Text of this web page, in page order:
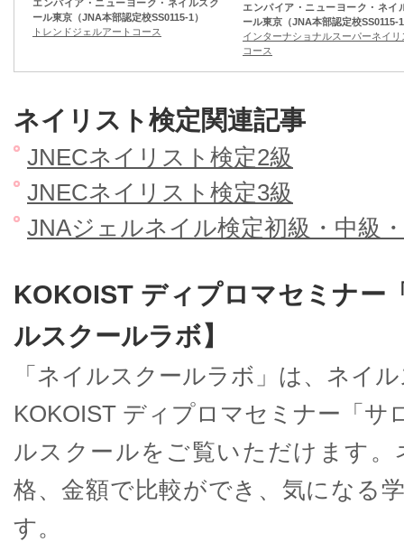
エンパイア・ニューヨーク・ネイルスク
ール東京（JNA本部認定校SS0115-1）
トレンドジェルアートコース
エンパイア・ニューヨーク・ネイ
ール東京（JNA本部認定校SS0115-
インターナショナルスーパーネイリ
コース
ネイリスト検定関連記事
JNECネイリスト検定2級
JNECネイリスト検定3級
JNAジェルネイル検定初級・中級
KOKOIST ディプロマセミナー
ルスクールラボ】
「ネイルスクールラボ」は、ネイ
KOKOIST ディプロマセミナー「
ルスクールをご覧いただけます
格、金額で比較ができ、気になる
す。